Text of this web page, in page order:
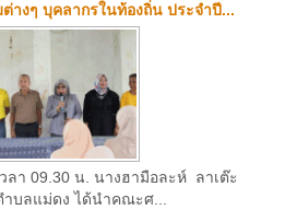
งๆ บุคลากรในท้องถิ่น ประจำปี...
ลา 09.30 น. นางฮามือละห์ ลาเต๊ะ
บลแม่ดง ได้นำคณะศ...